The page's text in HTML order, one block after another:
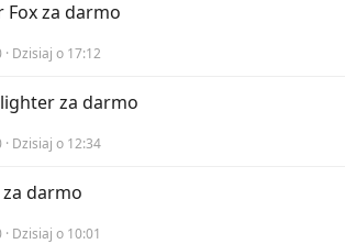
Fox za darmo
Dzisiaj o 17:12
za darmo
Dzisiaj o 12:34
darmo
Dzisiaj o 10:01